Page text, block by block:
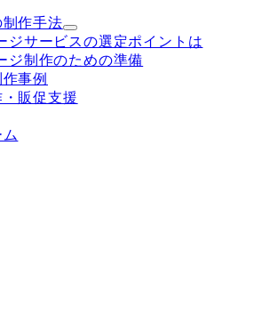
作手法
ジサービスの選定ポイントは
ジ制作のための準備
事例
販促支援